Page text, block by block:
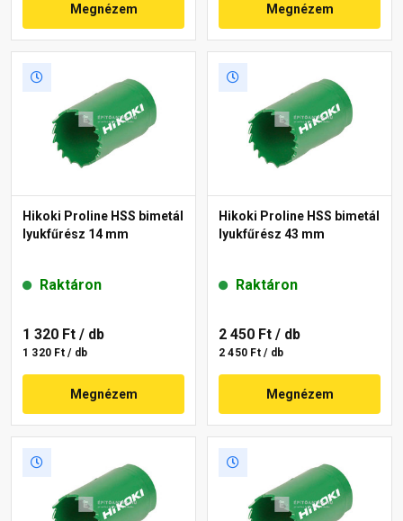
Megnézem Megnézem
Hikoki Proline HSS bimetál
lyukfűrész 14 mm
Raktáron
1 320 Ft / db
1 320 Ft / db
Megnézem
Hikoki Proline HSS bimetál
lyukfűrész 43 mm
Raktáron
2 450 Ft / db
2 450 Ft / db
Megnézem